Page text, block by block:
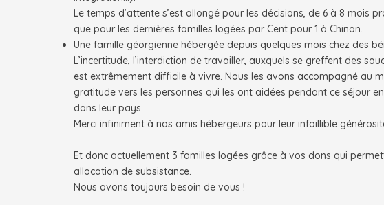
Le temps d’attente s’est allongé pour les décisions, de 6 à 8 mois
que pour les dernières familles logées par Cent pour 1 à Chinon.
Une famille géorgienne hébergée depuis quelques mois chez des
L’incertitude, l’interdiction de travailler, auxquels se greffent des
est extrêmement difficile à vivre. Nous les avons accompagné au
gratitude vers les personnes qui les ont aidées pendant ce séjour
dans leur pays.
Merci infiniment à nos amis hébergeurs pour leur infaillible
Et donc actuellement 3 familles logées grâce à vos dons qui
allocation de subsistance.
Nous avons toujours besoin de vous !